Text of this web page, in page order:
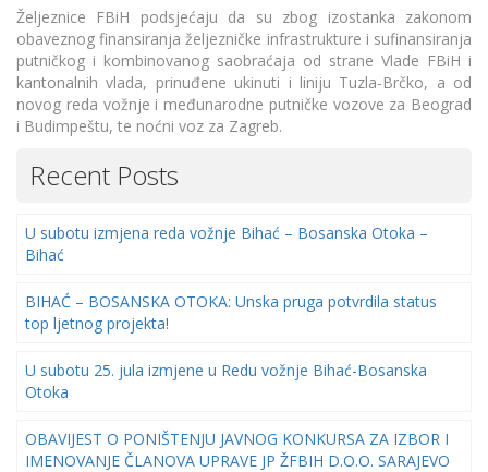
Željeznice FBiH podsjećaju da su zbog izostanka zakonom
obaveznog finansiranja željezničke infrastrukture i sufinansiranja
putničkog i kombinovanog saobraćaja od strane Vlade FBiH i
kantonalnih vlada, prinuđene ukinuti i liniju Tuzla-Brčko, a od
novog reda vožnje i međunarodne putničke vozove za Beograd
i Budimpeštu, te noćni voz za Zagreb.
Recent Posts
U subotu izmjena reda vožnje Bihać – Bosanska Otoka –
Bihać
BIHAĆ – BOSANSKA OTOKA: Unska pruga potvrdila status
top ljetnog projekta!
U subotu 25. jula izmjene u Redu vožnje Bihać-Bosanska
Otoka
OBAVIJEST O PONIŠTENJU JAVNOG KONKURSA ZA IZBOR I
IMENOVANJE ČLANOVA UPRAVE JP ŽFBIH D.O.O. SARAJEVO